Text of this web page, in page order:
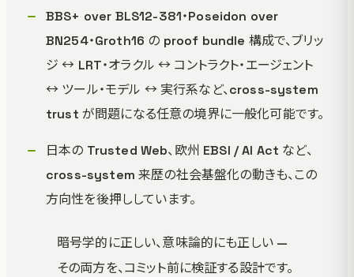
BBS+ over BLS12-381・Poseidon over
BN254・Groth16 の proof bundle 構成で、ブリッ
ジ ↔ LRT・オラクル ↔ コントラクト・エージェント
↔ ツール・モデル ↔ 実行系など、cross-system
trust が問題になる任意の境界に一般化可能です。
日本の Trusted Web、欧州 EBSI / AI Act など、
cross-system 来歴の社会基盤化の動きも、この
方向性を後押ししています。
暗号学的に正しい、意味論的にも正しい —
その両方を、コミット前に検証する設計です。